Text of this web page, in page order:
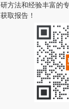
研方法和经验丰富的
获取报告！